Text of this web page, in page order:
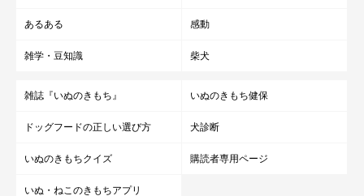
あるある 感動
雑学・豆知識 柴犬
雑誌『いぬのきもち』 いぬのきもち健保
ドッグフードの正しい選び方 犬診断
いぬのきもちクイズ 購読者専用ページ
いぬ・ねこのきもちアプリ